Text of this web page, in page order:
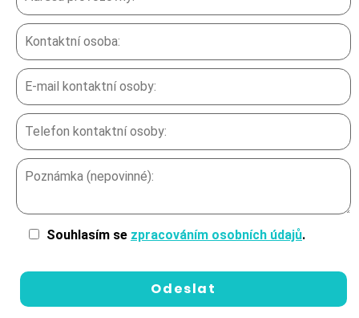
Souhlasím se zpracováním osobních údajů.